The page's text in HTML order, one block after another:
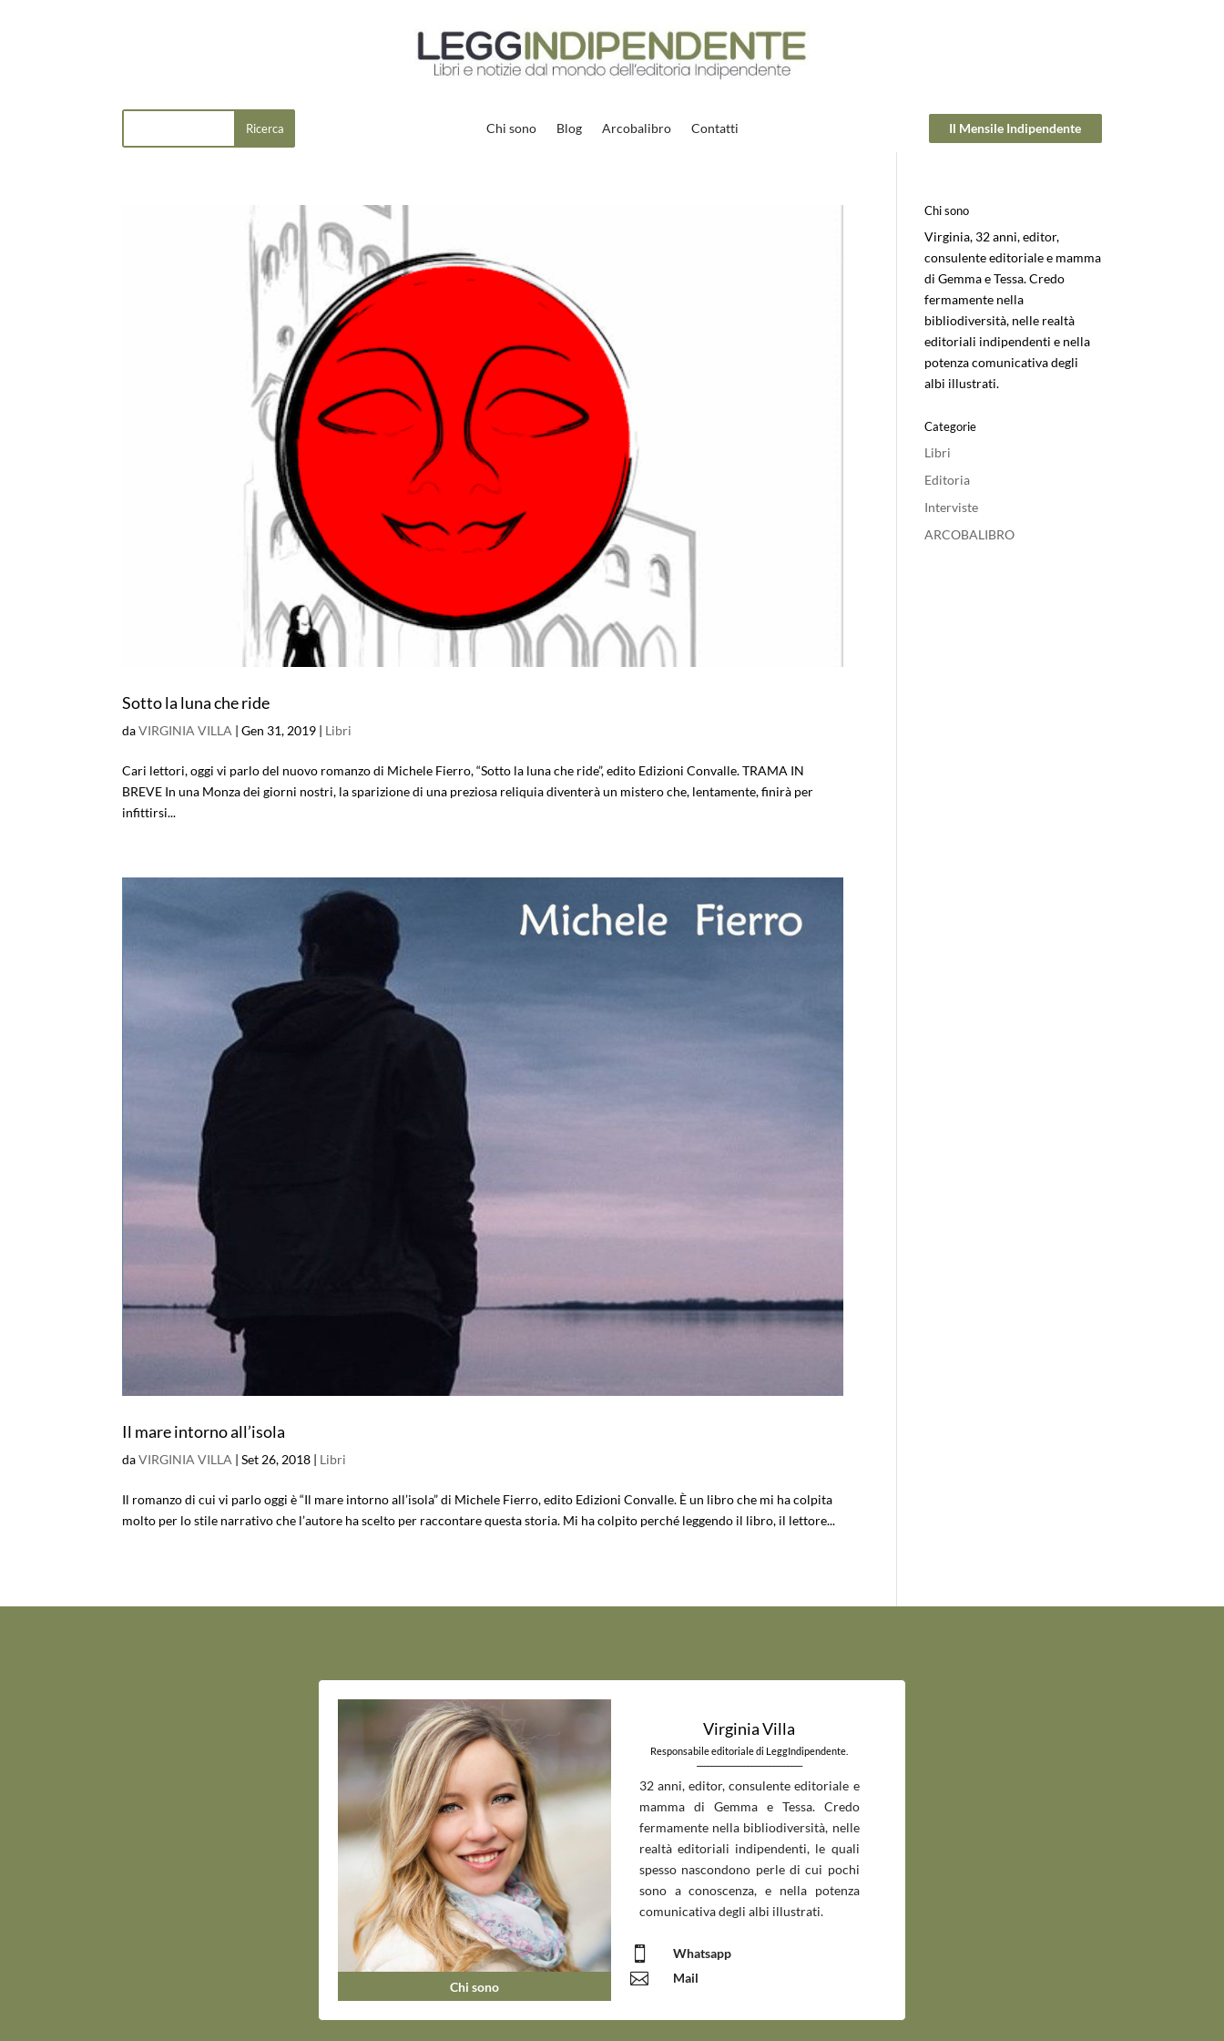
Chi sono Blog Arcobalibro Contatti Il Mensile Indipendente
Sotto la luna che ride
daVIRGINIA VILLA |Gen 31, 2019 Libri
Cari lettori, oggi vi parlo del nuovo romanzo di Michele Fierro, “Sotto la luna che ride”, edito Edizioni Convalle. TRAMA IN
BREVE In una Monza dei giorni nostri, la sparizione di una preziosa reliquia diventerà un mistero che, lentamente, finirà per
infittirsi...
Il mare intorno all’isola
daVIRGINIA VILLA |Set 26, 2018 | Libri
Il romanzo di cui vi parlo oggi è “Il mare intorno all’isola” di Michele Fierro, edito Edizioni Convalle. È un libro che mi ha colpita
molto per lo stile narrativo che l’autore ha scelto per raccontare questa storia. Mi ha colpito perché leggendo il libro, il lettore...
Chi sono
Virginia, 32 anni, editor,
consulente editoriale e mamma
di Gemma e Tessa. Credo
fermamente nella
bibliodiversità, nelle realtà
editoriali indipendenti e nella
potenza comunicativa degli
albi illustrati.
Categorie
Libri
Editoria
Interviste
ARCOBALIBRO
Chi sono
Virginia Villa
Responsabile editoriale di LeggIndipendente.
_____________________________
32 anni, editor, consulente editoriale e
mamma di Gemma e Tessa. Credo
fermamente nella bibliodiversità, nelle
realtà editoriali indipendenti, le quali
spesso nascondono perle di cui pochi
sono a conoscenza, e nella potenza
comunicativa degli albi illustrati.
 Whatsapp
 Mail